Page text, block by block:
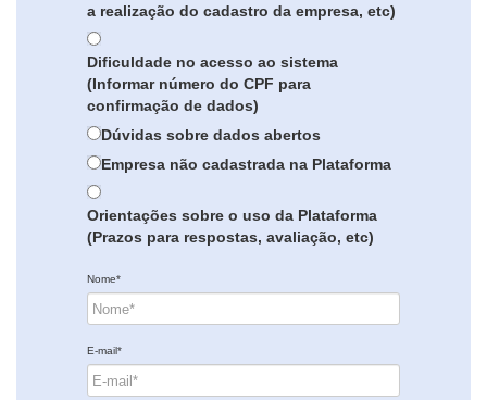
a realização do cadastro da empresa, etc)
Dificuldade no acesso ao sistema
(Informar número do CPF para
confirmação de dados)
Dúvidas sobre dados abertos
Empresa não cadastrada na Plataforma
Orientações sobre o uso da Plataforma
(Prazos para respostas, avaliação, etc)
Nome*
E-mail*